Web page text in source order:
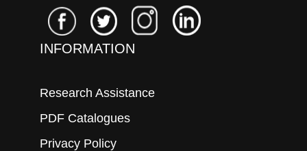
INFORMATION
Research Assistance
PDF Catalogues
Privacy Policy